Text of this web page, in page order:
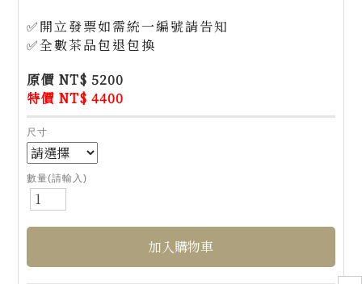
✅開立發票如需統一編號請告知
✅全數茶品包退包換
原價 NT$ 5200
特價 NT$ 4400
尺寸
數量(請輸入)